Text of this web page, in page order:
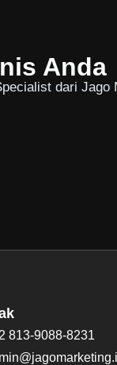
Anda
dari Jago
813-9088-8231